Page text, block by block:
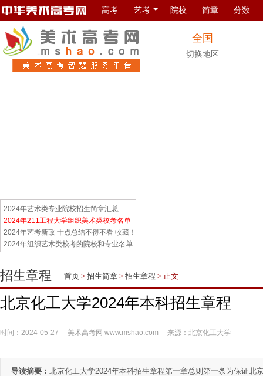
高考 艺考 院校 简章 分数
全国
切换地区
2024年艺术类专业院校招生简章汇总
2024年211工程大学组织美术类校考名单
2024年艺考新政 十点总结不得不看 收藏！
2024年组织艺术类校考的院校和专业名单
招生章程 首页 > 招生简章 > 招生章程 > 正文
北京化工大学2024年本科招生章程
时间：2024-05-27 美术高考网 www.mshao.com 来源：北京化工大学
导读摘要： 北京化工大学2024年本科招生章程第一章总则第一条为保证